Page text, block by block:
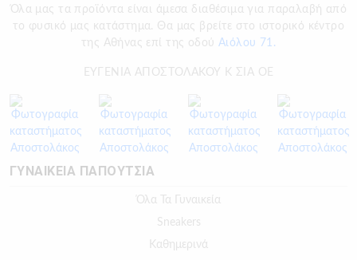
Όλα μας τα προϊόντα είναι άμεσα διαθέσιμα για παραλαβή από
το φυσικό μας κατάστημα. Θα μας βρείτε στο ιστορικό κέντρο
της Αθήνας επί της οδού Αιόλου 71.
ΕΥΓΕΝΙΑ ΑΠΟΣΤΟΛΑΚΟΥ Κ ΣΙΑ ΟΕ
ΓΥΝΑΙΚΕΙΑ ΠΑΠΟΥΤΣΙΑ
Όλα Τα Γυναικεία
Sneakers
Καθημερινά